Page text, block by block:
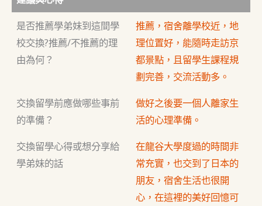
是否推薦學弟妹到這間學
校交換?推薦/不推薦的理
由為何？
推薦，宿舍離學校近，地
理位置好，能隨時走訪京
都景點，且留學生課程規
劃完善，交流活動多。
交換留學前應做哪些事前
的準備？
做好之後要一個人離家生
活的心理準備。
交換留學心得或想分享給
學弟妹的話
在龍谷大學度過的時間非
常充實，也交到了日本的
朋友，宿舍生活也很開
心，在這裡的美好回憶可